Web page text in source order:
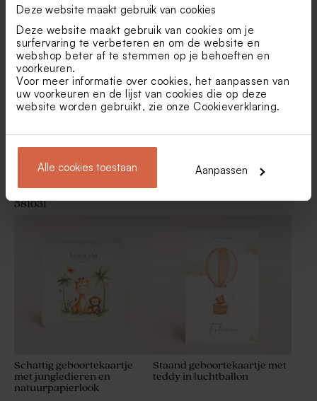
Deze website maakt gebruik van cookies
Deze website maakt gebruik van cookies om je
surfervaring te verbeteren en om de website en
webshop beter af te stemmen op je behoeften en
voorkeuren.
Voor meer informatie over cookies, het aanpassen van
uw voorkeuren en de lijst van cookies die op deze
website worden gebruikt, zie onze Cookieverklaring.
Alle cookies toestaan Aanpassen
Velvet traktatiedoosje rond
beige
Katoenen lint beige small
Uniek geboortekaartje in
Uniek geboortekaartje
581031
Schattig geboortekaartje
met jungledieren en
natuurpapierlook
Staand geboortekaartje met
teddy in luchtballon